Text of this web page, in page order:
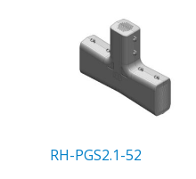
RH-PGS2.1-52